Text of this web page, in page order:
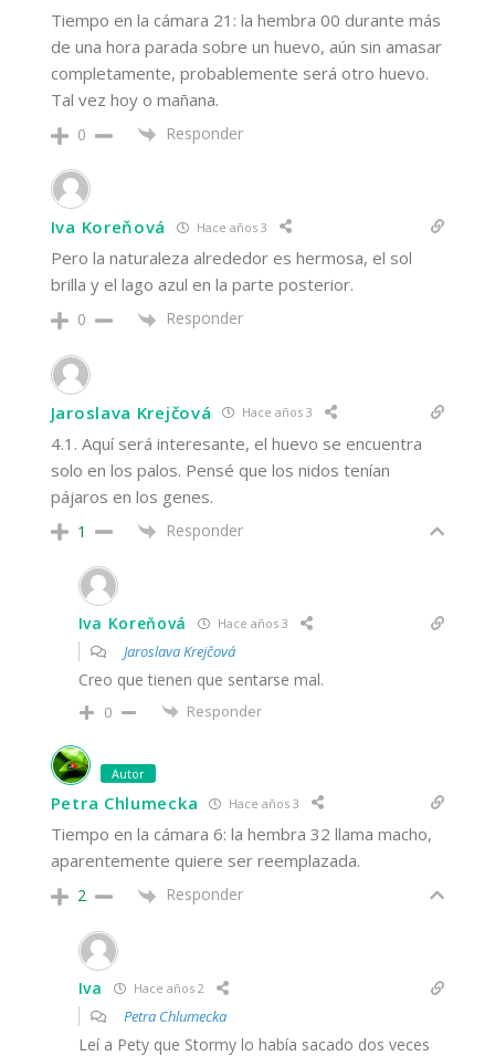
Tiempo en la cámara 21: la hembra 00 durante más
de una hora parada sobre un huevo, aún sin amasar
completamente, probablemente será otro huevo.
Tal vez hoy o mañana.
0 Responder
Iva Koreňová Hace años 3
Pero la naturaleza alrededor es hermosa, el sol
brilla y el lago azul en la parte posterior.
0 Responder
Jaroslava Krejčová Hace años 3
4.1. Aquí será interesante, el huevo se encuentra
solo en los palos. Pensé que los nidos tenían
pájaros en los genes.
1 Responder
Iva Koreňová Hace años 3
Jaroslava Krejčová
Creo que tienen que sentarse mal.
0 Responder
Autor
Petra Chlumecka Hace años 3
Tiempo en la cámara 6: la hembra 32 llama macho,
aparentemente quiere ser reemplazada.
2 Responder
Iva Hace años 2
Petra Chlumecka
Leí a Pety que Stormy lo había sacado dos veces